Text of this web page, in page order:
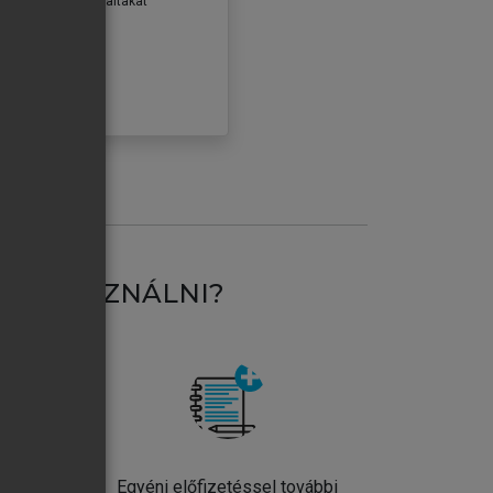
HASZNÁLNI?
Egyéni előfizetéssel további